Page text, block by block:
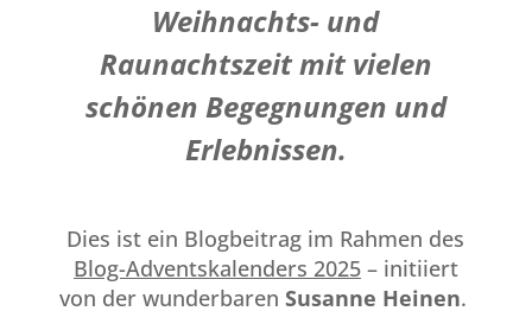
Weihnachts- und
Raunachtszeit mit vielen
schönen Begegnungen und
Erlebnissen.
Dies ist ein Blogbeitrag im Rahmen des
Blog-Adventskalenders 2025– initiiert
von der wunderbaren Susanne Heinen.